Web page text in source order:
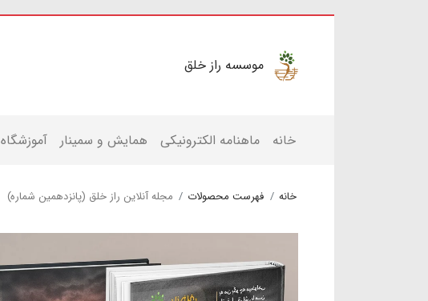
موسسه راز خلق
خانه ماهنامه الکترونیکی همایش و سمینار آموزشگاه
خانه فهرست محصولات مجله آنلاین راز خلق (پانزدهمین شماره)